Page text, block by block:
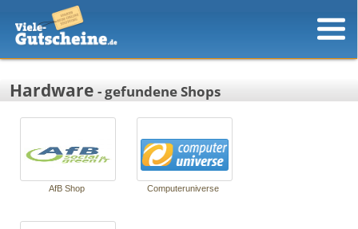
Hardware- gefundene Shops
AfB Shop Com­puteruni­ver­se